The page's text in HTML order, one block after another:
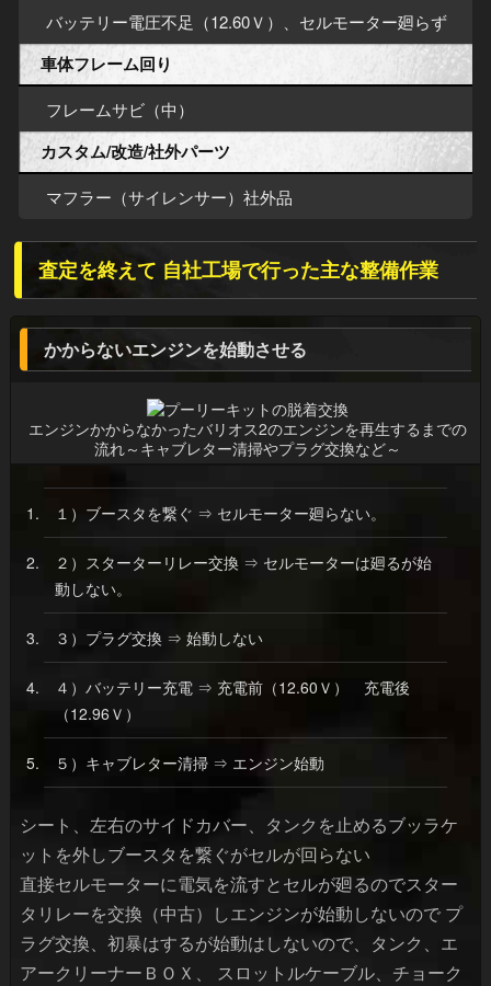
バッテリー電圧不足（12.60Ｖ）、セルモーター廻らず
車体フレーム回り
フレームサビ（中）
カスタム/改造/社外パーツ
マフラー（サイレンサー）社外品
査定を終えて 自社工場で行った主な整備作業
かからないエンジンを始動させる
エンジンかからなかったバリオス2のエンジンを再生するまでの
流れ～キャブレター清掃やプラグ交換など～
１）ブースタを繋ぐ ⇒ セルモーター廻らない。
２）スターターリレー交換 ⇒ セルモーターは廻るが始
動しない。
３）プラグ交換 ⇒ 始動しない
４）バッテリー充電 ⇒ 充電前（12.60Ｖ） 充電後
（12.96Ｖ）
５）キャブレター清掃 ⇒ エンジン始動
シート、左右のサイドカバー、タンクを止めるブッラケ
ットを外しブースタを繋ぐがセルが回らない
直接セルモーターに電気を流すとセルが廻るのでスター
タリレーを交換（中古）しエンジンが始動しないので プ
ラグ交換、初暴はするが始動はしないので、タンク、エ
アークリーナーＢＯＸ、 スロットルケーブル、チョーク